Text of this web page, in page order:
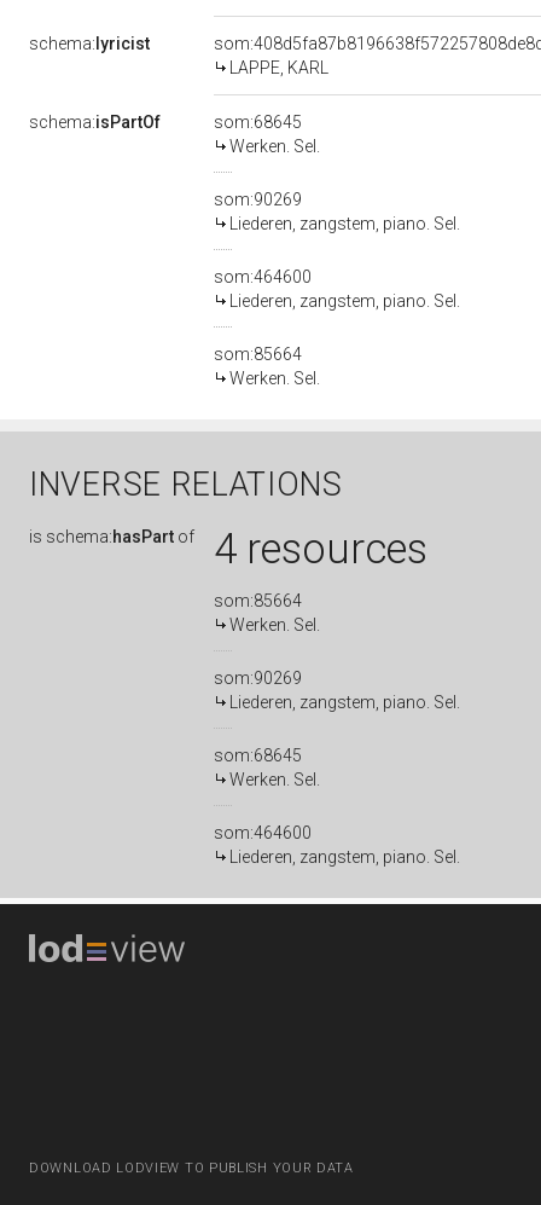
schema: lyricist
LAPPE, KARL
schema:isPartOf
som:68645
Werken. Sel.
som:90269
Liederen, zangstem, piano. Sel.
som:464600
Liederen, zangstem, piano. Sel.
som:85664
Werken. Sel.
INVERSE RELATIONS
is schema:hasPart of 4 resources
som:85664
Werken. Sel.
som:90269
Liederen, zangstem, piano. Sel.
som:68645
Werken. Sel.
som:464600
Liederen, zangstem, piano. Sel.
DOWNLOAD LODVIEW TO PUBLISH YOUR DATA